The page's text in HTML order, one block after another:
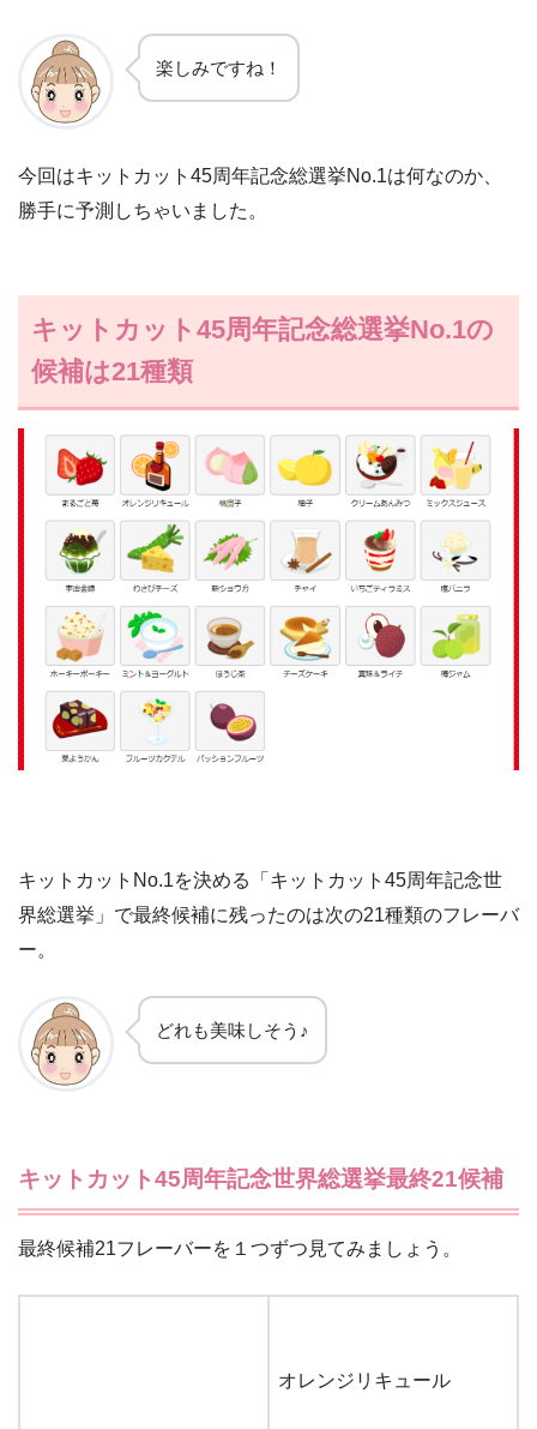
楽しみですね！
今回はキットカット45周年記念総選挙No.1は何なのか、
勝手に予測しちゃいました。
キットカット45周年記念総選挙No.1の
候補は21種類
キットカットNo.1を決める「キットカット45周年記念世
界総選挙」で最終候補に残ったのは次の21種類のフレーバ
ー。
どれも美味しそう♪
キットカット45周年記念世界総選挙最終21候補
最終候補21フレーバーを１つずつ見てみましょう。
オレンジリキュール